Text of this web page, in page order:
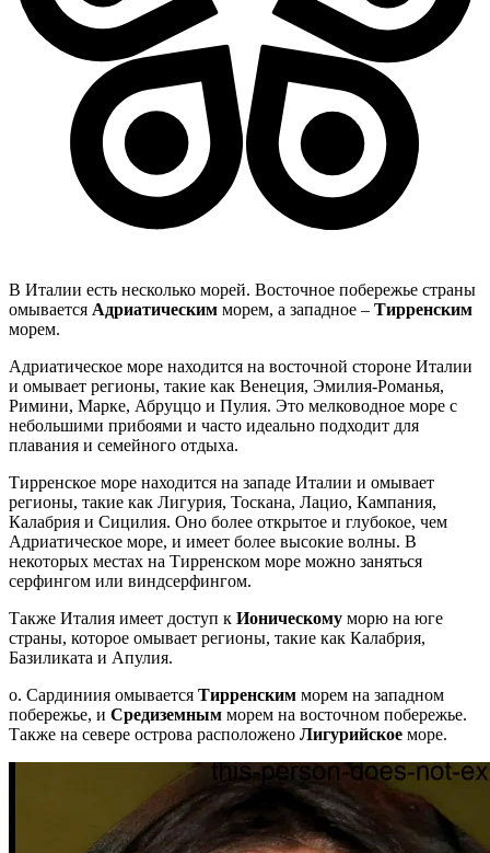
В Италии есть несколько морей. Восточное побережье страны
омывается Адриатическим морем, а западное – Тирренским
морем.
Адриатическое море находится на восточной стороне Италии
и омывает регионы, такие как Венеция, Эмилия-Романья,
Римини, Марке, Абруццо и Пулия. Это мелководное море с
небольшими прибоями и часто идеально подходит для
плавания и семейного отдыха.
Тирренское море находится на западе Италии и омывает
регионы, такие как Лигурия, Тоскана, Лацио, Кампания,
Калабрия и Сицилия. Оно более открытое и глубокое, чем
Адриатическое море, и имеет более высокие волны. В
некоторых местах на Тирренском море можно заняться
серфингом или виндсерфингом.
Также Италия имеет доступ к Ионическому морю на юге
страны, которое омывает регионы, такие как Калабрия,
Базиликата и Апулия.
о. Сардиниия омывается Тирренским морем на западном
побережье, и Средиземным морем на восточном побережье.
Также на севере острова расположено Лигурийское море.